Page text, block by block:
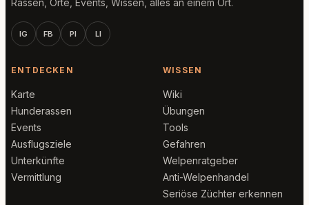
Rassen, Orte, Events, Wissen, alles an einem Ort.
IG FB PI LI
ENTDECKEN
Karte
Hunderassen
Events
Ausflugsziele
Unterkünfte
Vermittlung
WISSEN
Wiki
Übungen
Tools
Gefahren
Welpenratgeber
Anti-Welpenhandel
Seriöse Züchter erkennen